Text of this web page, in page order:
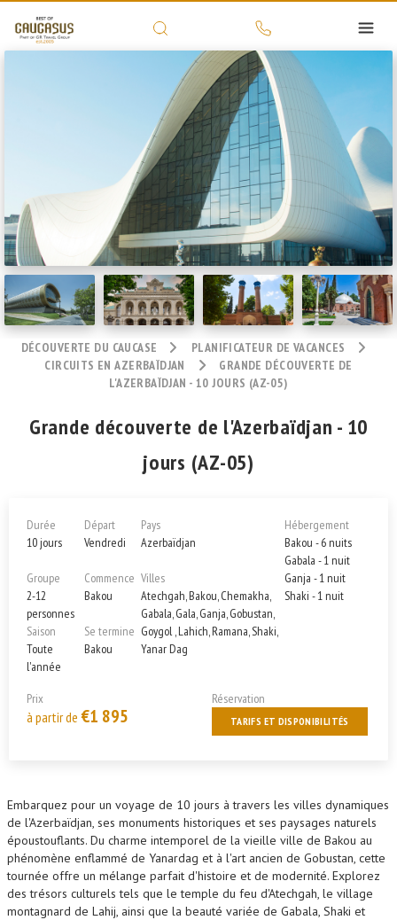
DÉCOUVERTE DU CAUCASE
PLANIFICATEUR DE VACANCES
CIRCUITS EN AZERBAÏDJAN
GRANDE DÉCOUVERTE DE
L'AZERBAÏDJAN - 10 JOURS (AZ-05)
Grande découverte de l'Azerbaïdjan - 10
jours (AZ-05)
Durée
10 jours
Groupe
2-12
personnes
Saison
Toute
l'année
Départ
Vendredi
Commence
Bakou
Se termine
Bakou
Pays
Azerbaïdjan
Villes
Atechgah, Bakou, Chemakha,
Gabala, Gala, Ganja, Gobustan,
Goygol , Lahich, Ramana, Shaki,
Yanar Dag
Hébergement
Bakou - 6 nuits
Gabala - 1 nuit
Ganja - 1 nuit
Shaki - 1 nuit
Prix
à partir de €1 895
Réservation
TARIFS ET DISPONIBILITÉS
Embarquez pour un voyage de 10 jours à travers les villes dynamiques
de l'Azerbaïdjan, ses monuments historiques et ses paysages naturels
époustouflants. Du charme intemporel de la vieille ville de Bakou au
phénomène enflammé de Yanardag et à l'art ancien de Gobustan, cette
tournée offre un mélange parfait d'histoire et de modernité. Explorez
des trésors culturels tels que le temple du feu d'Atechgah, le village
montagnard de Lahij, ainsi que la beauté variée de Gabala, Shaki et